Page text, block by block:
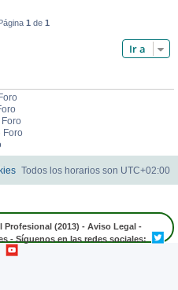
1 de 1
Ir a
Foro
Todos los horarios son UTC+02:00
Profesional (2013) - Aviso Legal -
- Síguenos en las redes sociales: